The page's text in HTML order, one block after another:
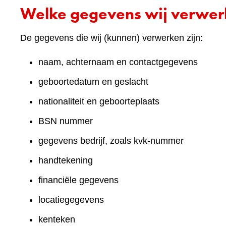
Welke gegevens wij
De gegevens die wij (kunnen) verwerken zijn:
naam, achternaam en contactgegevens
geboortedatum en geslacht
nationaliteit en geboorteplaats
BSN nummer
gegevens bedrijf, zoals kvk-nummer
handtekening
financiële gegevens
locatiegegevens
kenteken